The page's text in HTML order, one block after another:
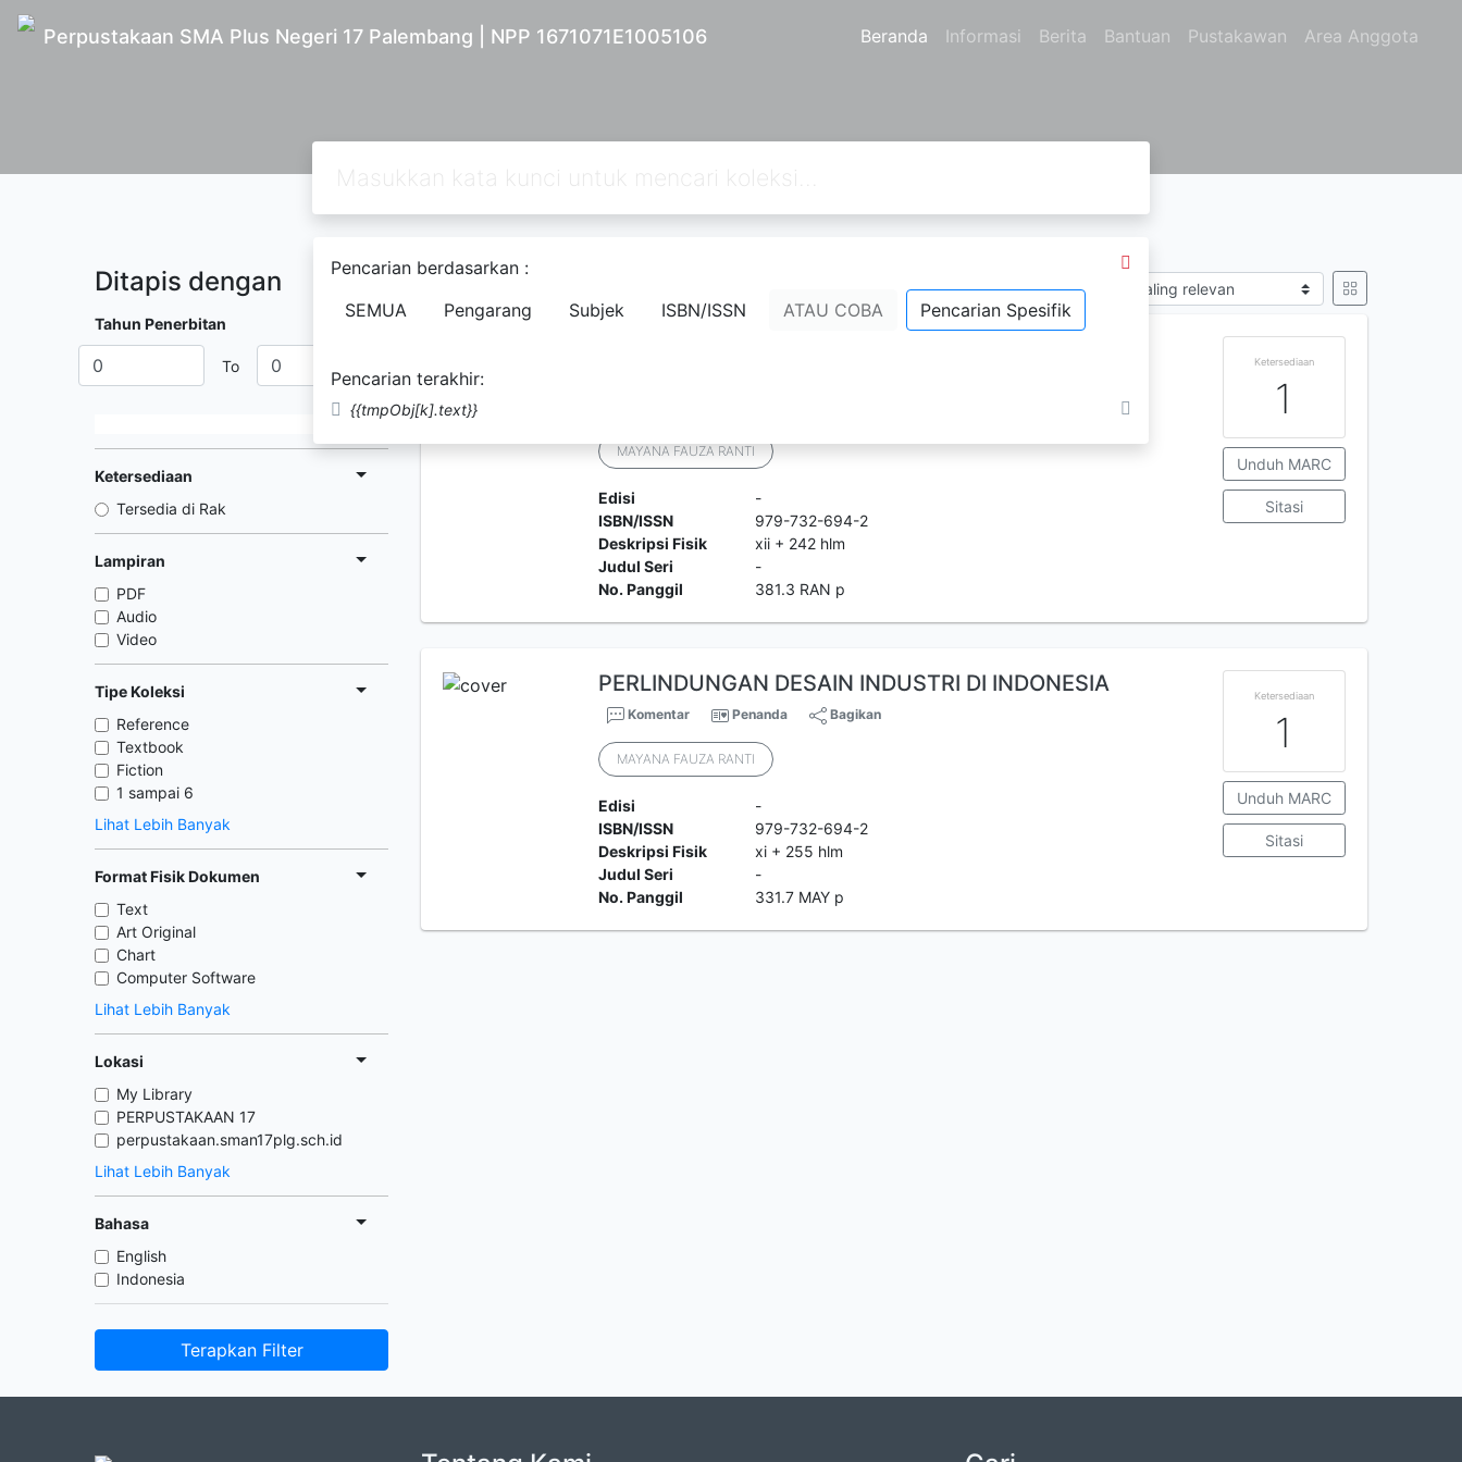
Perpustakaan SMA Plus Negeri 17 Palembang | NPP 1671071E1005106 Beranda Informasi Berita Bantuan Pustakawan Area Anggota
Pencarian berdasarkan :
SEMUA
Pengarang Subjek ISBN/ISSN ATAU COBA Pencarian Spesifik
Pencarian terakhir:
{{tmpObj[k].text}}
Ditapis dengan
Tahun Penerbitan
To
Ketersediaan
Tersedia di Rak
Lampiran
PDF
Audio
Video
Tipe Koleksi
Reference
Textbook
Fiction
1 sampai 6
Lihat Lebih Banyak
Format Fisik Dokumen
Text
Art Original
Chart
Computer Software
Lihat Lebih Banyak
Lokasi
My Library
PERPUSTAKAAN 17
perpustakaan.sman17plg.sch.id
Lihat Lebih Banyak
Bahasa
English
Indonesia
Terapkan Filter
author="MAYANA FAUZA RANTI" Sort by
MAYANA FAUZA RANTI
Edisi
-
ISBN/ISSN
979-732-694-2
Deskripsi Fisik
xii + 242 hlm
Judul Seri
-
No. Panggil
381.3 RAN p
Ketersediaan
1
Unduh MARC
Sitasi
PERLINDUNGAN DESAIN INDUSTRI DI INDONESIA
Komentar Penanda Bagikan
MAYANA FAUZA RANTI
Edisi
-
ISBN/ISSN
979-732-694-2
Deskripsi Fisik
xi + 255 hlm
Judul Seri
-
No. Panggil
331.7 MAY p
Ketersediaan
1
Unduh MARC
Sitasi